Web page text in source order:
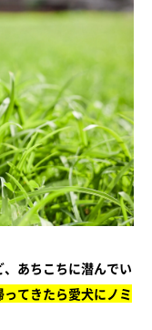
あちこちに潜んでい
てきたら愛犬にノミ